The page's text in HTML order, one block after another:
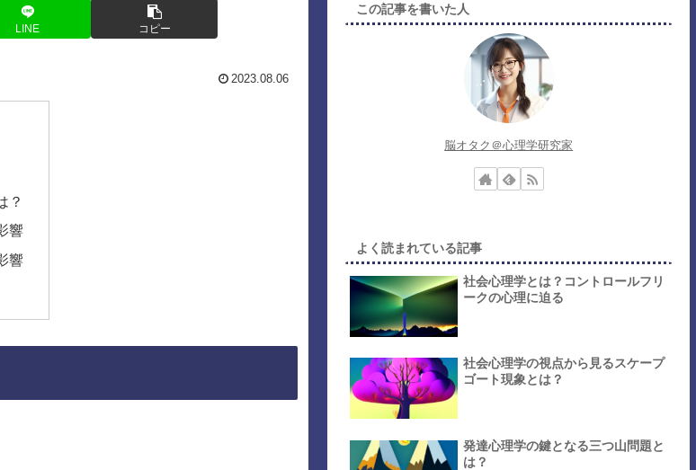
LINE コピー
2023.08.06
？
響
響
この記事を書いた人
脳オタク＠心理学研究家
よく読まれている記事
社会心理学とは？コントロールフリ
ークの心理に迫る
社会心理学の視点から見るスケープ
ゴート現象とは？
発達心理学の鍵となる三つ山問題と
は？